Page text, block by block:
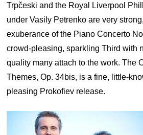
Trpčeski and the Royal Liverpool
under Vasily Petrenko are very
exuberance of the Piano Concerto
crowd-pleasing, sparkling Third with
quality many attach to the work. The
Themes, Op. 34bis, is a fine, little-
pleasing Prokofiev release.